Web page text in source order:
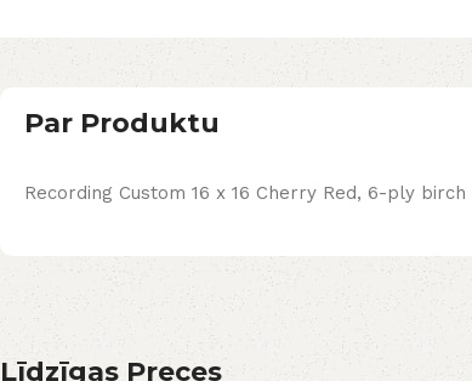
Par Produktu
Recording Custom 16 x 16 Cherry Red, 6-ply
Līdzīgas Preces